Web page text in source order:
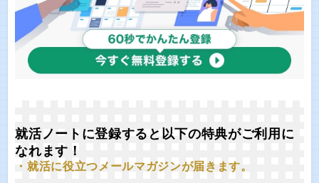
就活ノートに登録すると以下の特典がご利用に
なれます！
・就活に役立つメールマガジンが届きます。